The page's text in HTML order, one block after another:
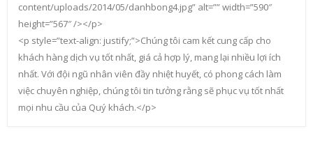
content/uploads/2014/05/danhbong4.jpg” alt=”” width=”590″
height=”567″ /></p>
<p style=”text-align: justify;”>Chúng tôi cam kết cung cấp cho
khách hàng dịch vụ tốt nhất, giá cả hợp lý, mang lại nhiều lợi ích
nhất. Với đội ngũ nhân viên đầy nhiệt huyết, có phong cách làm
việc chuyên nghiệp, chúng tôi tin tưởng rằng sẽ phục vụ tốt nhất
mọi nhu cầu của Quý khách.</p>